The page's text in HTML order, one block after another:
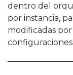
dentro del
por instancia,
modificadas